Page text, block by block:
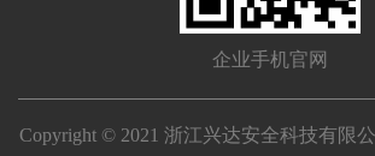
企业手机官网
Copyright © 2021 浙江兴达安全科技有限